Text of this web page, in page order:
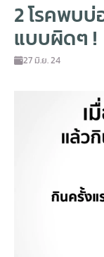
2 โรคพบบ่
แบบผิดๆ !
27 มิ.ย. 24